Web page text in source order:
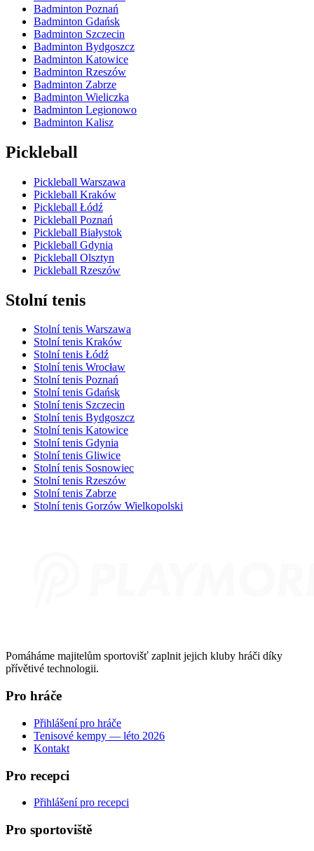
Badminton Poznań
Badminton Gdańsk
Badminton Szczecin
Badminton Bydgoszcz
Badminton Katowice
Badminton Rzeszów
Badminton Zabrze
Badminton Wieliczka
Badminton Legionowo
Badminton Kalisz
Pickleball
Pickleball Warszawa
Pickleball Kraków
Pickleball Łódź
Pickleball Poznań
Pickleball Białystok
Pickleball Gdynia
Pickleball Olsztyn
Pickleball Rzeszów
Stolní tenis
Stolní tenis Warszawa
Stolní tenis Kraków
Stolní tenis Łódź
Stolní tenis Wrocław
Stolní tenis Poznań
Stolní tenis Gdańsk
Stolní tenis Szczecin
Stolní tenis Bydgoszcz
Stolní tenis Katowice
Stolní tenis Gdynia
Stolní tenis Gliwice
Stolní tenis Sosnowiec
Stolní tenis Rzeszów
Stolní tenis Zabrze
Stolní tenis Gorzów Wielkopolski
Pomáháme majitelům sportovišť zaplnit jejich kluby hráči díky
přívětivé technologii.
Pro hráče
Přihlášení pro hráče
Tenisové kempy — léto 2026
Kontakt
Pro recepci
Přihlášení pro recepci
Pro sportoviště